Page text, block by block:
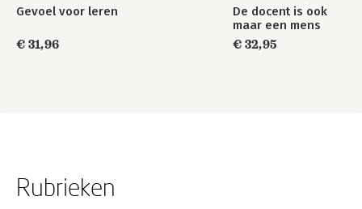
Gevoel voor leren
€ 31,96
De docent is ook
maar een mens
€ 32,95
Rubrieken